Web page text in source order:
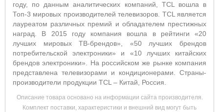
году, по данным аналитических компаний, TCL вошла в
Топ-3 мировых производителей телевизоров. TCL является
лауреатом различных премий и обладателем престижных
наград. В 2015 году компания вошла в рейтинги «20
лучших мировых ТВ-брендов», «50 лучших брендов
потребительской электроники» и «10 лучших китайских
брендов электроники». На российском же рынке компания
представлена телевизорами и кондиционерами. Страны-
производители продукции TCL – Китай, Россия.
Описание товара основано на информации сайта производителя.
Комплект поставки, характеристики и внешний вид могут быть